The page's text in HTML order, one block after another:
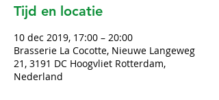
Tijd en locatie
10 dec 2019, 17:00 – 20:00
Brasserie La Cocotte, Nieuwe Langeweg
21, 3191 DC Hoogvliet Rotterdam,
Nederland